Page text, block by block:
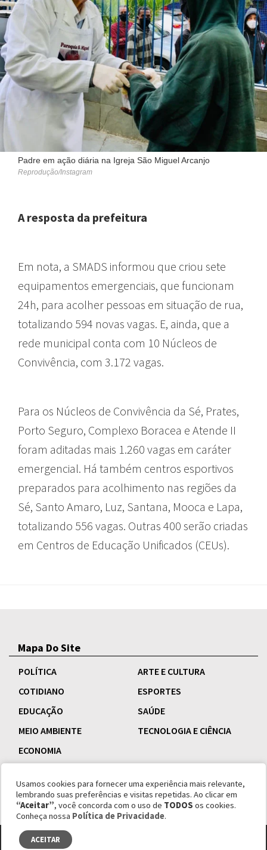
Padre em ação diária na Igreja São Miguel Arcanjo
Reprodução/Instagram
A resposta da prefeitura
Em nota, a SMADS informou que criou sete
equipamentos emergenciais, que funcionam
24h, para acolher pessoas em situação de rua,
totalizando 594 novas vagas. E, ainda, que a
rede municipal conta com 10 Núcleos de
Convivência, com 3.172 vagas.
Para os Núcleos de Convivência da Sé, Prates,
Porto Seguro, Complexo Boracea e Atende II
foram aditadas mais 1.260 vagas em caráter
emergencial. Há também centros esportivos
preparados para acolhimento nas regiões da
Sé, Santo Amaro, Luz, Santana, Mooca e Lapa,
totalizando 556 vagas. Outras 400 serão criadas
em Centros de Educação Unificados (CEUs).
Mapa Do Site
POLÍTICA
ARTE E CULTURA
COTIDIANO
ESPORTES
EDUCAÇÃO
SAÚDE
MEIO AMBIENTE
TECNOLOGIA E CIÊNCIA
ECONOMIA
© copyright 1995 - 2026 Revista Esquinas.
Usamos cookies para fornecer uma experiência mais relevante,
lembrando suas preferências e visitas repetidas. Ao clicar em
“Aceitar”, você concorda com o uso de TODOS os cookies.
Conheça nossa Política de Privacidade.
ACEITAR